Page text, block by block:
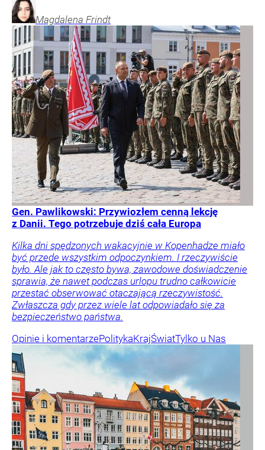
Magdalena Frindt
Gen. Pawlikowski: Przywiozłem cenną lekcję
z Danii. Tego potrzebuje dziś cała Europa
Kilka dni spędzonych wakacyjnie w Kopenhadze miało
być przede wszystkim odpoczynkiem. I rzeczywiście
było. Ale jak to często bywa, zawodowe doświadczenie
sprawia, że nawet podczas urlopu trudno całkowicie
przestać obserwować otaczającą rzeczywistość.
Zwłaszcza gdy przez wiele lat odpowiadało się za
bezpieczeństwo państwa.
Opinie i komentarzePolitykaKrajŚwiatTylko u Nas